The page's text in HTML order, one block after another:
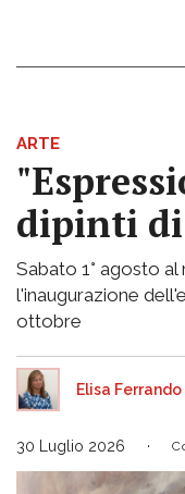
ARTE
dipinti di
Sabato 1° agosto
l'inaugurazione
ottobre
Elisa Ferrando
30 Luglio 2026